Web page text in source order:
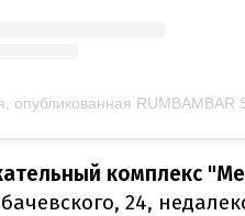
комплекс
24,